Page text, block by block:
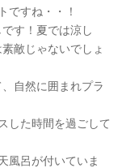
ですね・・！
す！夏では涼し
敵じゃないでしょ
自然に囲まれプラ
した時間を過ごして
風呂が付いていま